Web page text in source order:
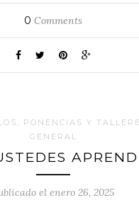
0 Comments
PONENCIAS Y
GENERAL
el enero 26, 2025